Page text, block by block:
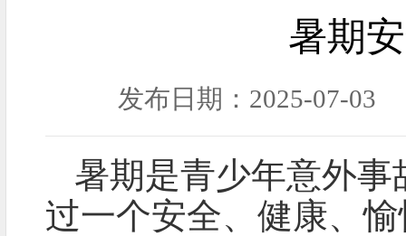
暑期
发布日期：2025-07-
暑期是青少年意外
过一个安全、健康、